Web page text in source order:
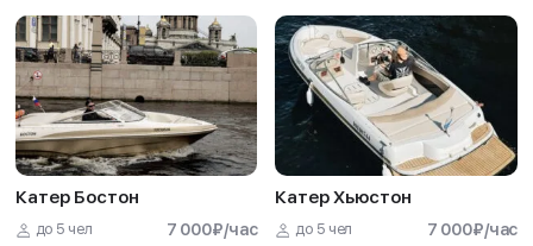
Катер Бостон
до 5 чел 7 000₽/час
Катер Хьюстон
до 5 чел 7 000₽/час